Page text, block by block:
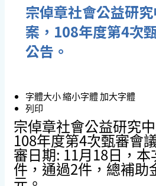
宗倬章社會公益研
案，108年度第4次
公告。
字體大小縮小字體加大字體
列印
宗倬章社會公益研究
108年度第4次甄審會
審日期: 11月18日，
件，通過2件，總補助